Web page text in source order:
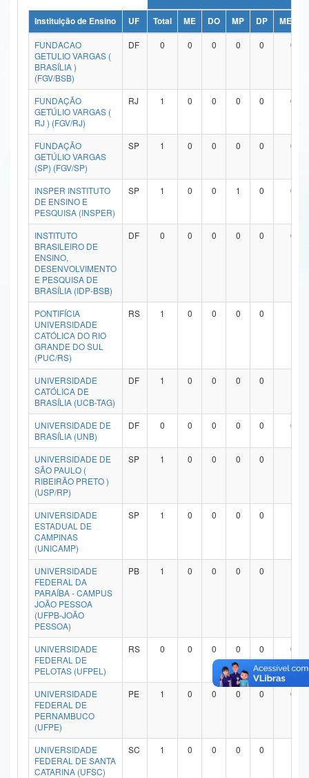
Ministério da Ciência, Tecnologia, Inovações e Comunicações
Ministério do Meio Ambiente
Ministério do Turismo
Ministério do Desenvolvimento Regional
Controladoria-Geral da União
Ministério da Mulher, da Família e dos Direitos Humanos
Secretaria-Geral
Secretaria de Governo
Gabinete de Segurança Institucional
Advocacia-Geral da União
Banco Central do Brasil
Instituição de Ensino UF Total ME DO MP DP
ME/DO
FUNDACAO
GETULIO VARGAS (
BRASÍLIA )
(FGV/BSB)
DF 0 0 0 0 0 0
FUNDAÇÃO
GETÚLIO VARGAS (
RJ ) (FGV/RJ)
RJ 1 0 0 0 0 0
FUNDAÇÃO
GETÚLIO VARGAS
(SP) (FGV/SP)
SP 1 0 0 0 0 0
INSPER INSTITUTO
DE ENSINO E
PESQUISA (INSPER)
SP 1 0 0 1 0 0
INSTITUTO
BRASILEIRO DE
ENSINO,
DESENVOLVIMENTO
E PESQUISA DE
BRASÍLIA (IDP-BSB)
DF 0 0 0 0 0 0
PONTIFÍCIA
UNIVERSIDADE
CATÓLICA DO RIO
GRANDE DO SUL
(PUC/RS)
RS 1 0 0 0 0
UNIVERSIDADE
CATÓLICA DE
BRASÍLIA (UCB-TAG)
DF 1 0 0 0 0
UNIVERSIDADE DE
BRASÍLIA (UNB)
DF 0 0 0 0 0 0
UNIVERSIDADE DE
SÃO PAULO (
RIBEIRÃO PRETO )
(USP/RP)
SP 1 0 0 0 0
UNIVERSIDADE
ESTADUAL DE
CAMPINAS
(UNICAMP)
SP 1 0 0 0 0
UNIVERSIDADE
FEDERAL DA
PARAÍBA - CAMPUS
JOÃO PESSOA
(UFPB-JOÃO
PESSOA)
PB 1 0 0 0 0
UNIVERSIDADE
FEDERAL DE
PELOTAS (UFPEL)
RS 0 0 0 0 0 0
UNIVERSIDADE
FEDERAL DE
PERNAMBUCO
(UFPE)
PE 1 0 0 0 0 0
UNIVERSIDADE
FEDERAL DE SANTA
CATARINA (UFSC)
SC 1 0 0 0 0